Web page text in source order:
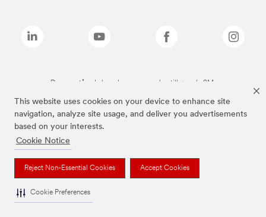
This website uses cookies on your device to enhance site
navigation, analyze site usage, and deliver you advertisements
based on your interests.
Cookie Notice
Reject Non-Essential Cookies Accept Cookies
Cookie Preferences
De ovenstående brands er varemærker tilhørende 3M.